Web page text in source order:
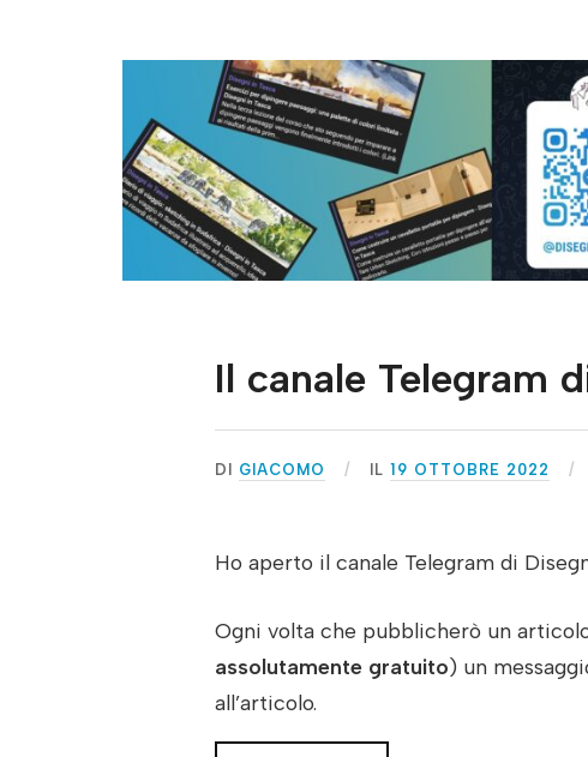
Il canale Telegram
DI GIACOMO IL19 OTTOBRE 2022
Ho aperto il canale Telegram di
Ogni volta che pubblicherò un
assolutamente gratuito) un
all’articolo.